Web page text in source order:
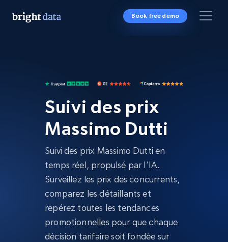
Book free demo
Suivi des prix
Massimo Dutti
Suivi des prix Massimo Dutti en
temps réel, propulsé par l’IA.
Surveillez les prix des concurrents,
comparez les détaillants et
repérez toutes les tendances
promotionnelles pour que chaque
décision tarifaire soit fondée sur